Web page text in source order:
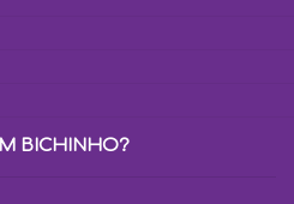
BICHINHO?